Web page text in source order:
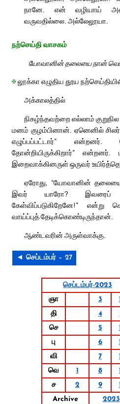
நானே. என் வழியாய்
வருவதில்லை. அல்லேலூயா.
நற்செய்தி வாசகம்
யோவானின் தலையை நான்
✠லூக்கா எழுதிய தூய
அக்காலத்தில்
நிகழ்ந்தவற்றை எல்லாம்
மனம் குழம்பினான். ஏனெனில்
எழுப்பப்பட்டார்” என்றனர்.
தோன்றியிருக்கிறார்” என்றனர்.
இறைவாக்கினருள் ஒருவர்
ஏரோது, “யோவானின்
இவர் யாரோ? இவரைப்
கேள்விப்படுகிறேனே!”
வாய்ப்புத் தேடிக்கொண்டிருந்தான்.
ஆண்டவரின் அருள்வாக்கு.
◄ செப்டம்பர் – 27
செப்டம்பர்-2023
ஞா
3
தி
4
செ
5
பு
6
வி
7
வெ
1 8
ச
2 9
Archive
2023